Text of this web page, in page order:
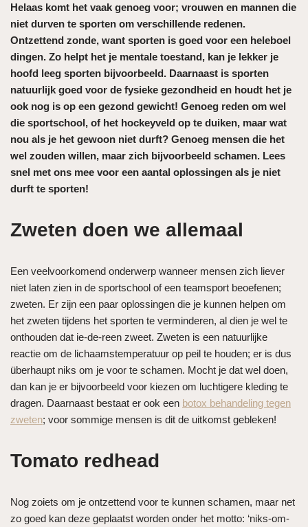
Helaas komt het vaak genoeg voor; vrouwen en mannen die
niet durven te sporten om verschillende redenen.
Ontzettend zonde, want sporten is goed voor een heleboel
dingen. Zo helpt het je mentale toestand, kan je lekker je
hoofd leeg sporten bijvoorbeeld. Daarnaast is sporten
natuurlijk goed voor de fysieke gezondheid en houdt het je
ook nog is op een gezond gewicht! Genoeg reden om wel
die sportschool, of het hockeyveld op te duiken, maar wat
nou als je het gewoon niet durft? Genoeg mensen die het
wel zouden willen, maar zich bijvoorbeeld schamen. Lees
snel met ons mee voor een aantal oplossingen als je niet
durft te sporten!
Zweten doen we allemaal
Een veelvoorkomend onderwerp wanneer mensen zich liever
niet laten zien in de sportschool of een teamsport beoefenen;
zweten. Er zijn een paar oplossingen die je kunnen helpen om
het zweten tijdens het sporten te verminderen, al dien je wel te
onthouden dat ie-de-reen zweet. Zweten is een natuurlijke
reactie om de lichaamstemperatuur op peil te houden; er is dus
überhaupt niks om je voor te schamen. Mocht je dat wel doen,
dan kan je er bijvoorbeeld voor kiezen om luchtigere kleding te
dragen. Daarnaast bestaat er ook een botox behandeling tegen
zweten; voor sommige mensen is dit de uitkomst gebleken!
Tomato redhead
Nog zoiets om je ontzettend voor te kunnen schamen, maar net
zo goed kan deze geplaatst worden onder het motto: ‘niks-om-